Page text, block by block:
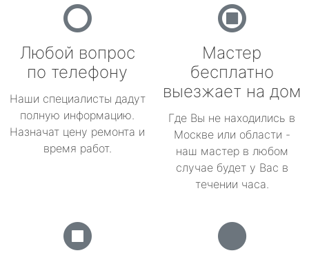
Любой вопрос
по телефону
Наши специалисты дадут
полную информацию.
Назначат цену ремонта и
время работ.
Мастер
бесплатно
выезжает на дом
Где Вы не находились в
Москве или области -
наш мастер в любом
случае будет у Вас в
течении часа.